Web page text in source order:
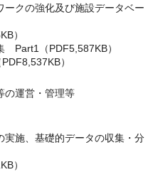
ークの強化及び施設データベー
）
Part1（PDF5,587KB）
）
の運営・管理等
実施、基礎的データの収集・分
）